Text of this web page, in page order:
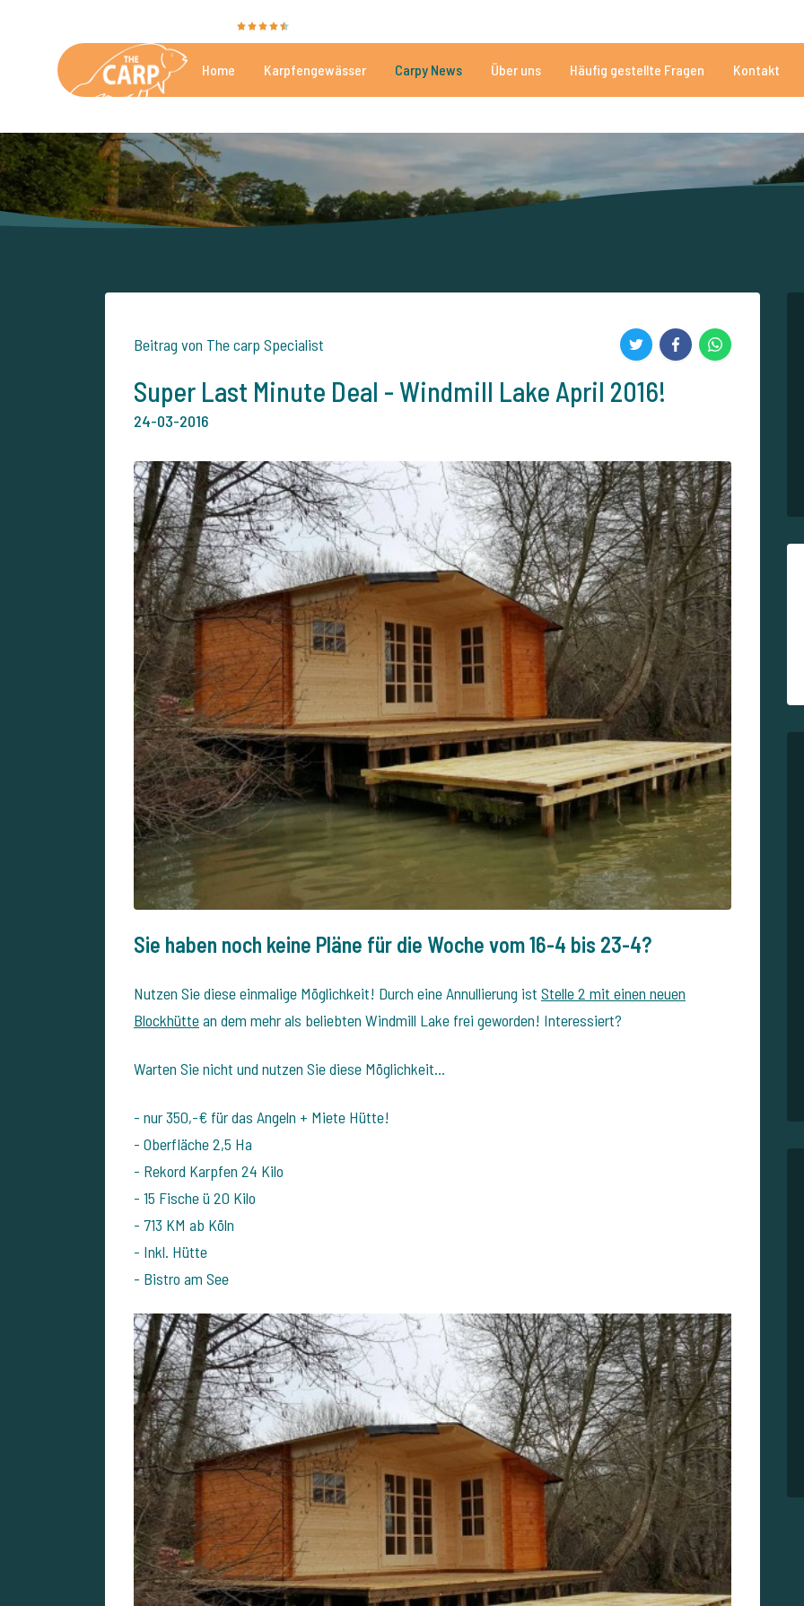
Home Karpfengewässer Carpy News Über uns Häufig gestellte Fragen Kontakt
Beitrag von The carp Specialist
Super Last Minute Deal - Windmill Lake April 2016!
24-03-2016
Sie haben noch keine Pläne für die Woche vom 16-4 bis 23-4?
Nutzen Sie diese einmalige Möglichkeit! Durch eine Annullierung ist Stelle 2 mit einen neuen
Blockhüttean dem mehr als beliebten Windmill Lake frei geworden! Interessiert?
Warten Sie nicht und nutzen Sie diese Möglichkeit…
- nur 350,-€ für das Angeln + Miete Hütte!
- Oberfläche 2,5 Ha
- Rekord Karpfen 24 Kilo
- 15 Fische ü 20 Kilo
- 713 KM ab Köln
- Inkl. Hütte
- Bistro am See